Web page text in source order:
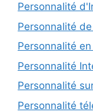
Personnalité
Personnalité
Personnalité
Personnalité
Personnalité
Personnalité